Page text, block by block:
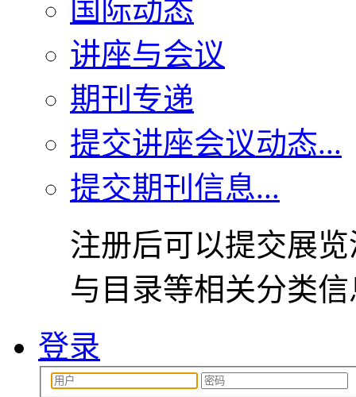
国际动态
讲座与会议
期刊专递
提交讲座会议动态...
提交期刊信息...
注册后可以提交展
与目录等相关分类
登录